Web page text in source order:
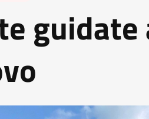
guidate